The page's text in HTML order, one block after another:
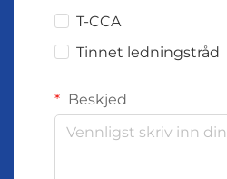
T-CCA
Tinnet ledningstråd
Beskjed